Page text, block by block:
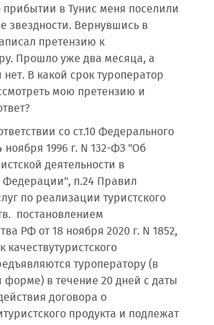
прибытии в Тунис меня поселили
звездности. Вернувшись в
претензию к
Прошло уже два месяца, а
нет. В какой срок туроператор
мою претензию и
со ст.10 Федерального
ноября 1996 г. N 132-ФЗ "Об
деятельности в
Федерации", п.24 Правил
по реализации туристского
постановлением
РФ от 18 ноября 2020 г. N 1852,
качествутуристского
туроператору (в
форме) в течение 20 дней с даты
договора о
продукта и подлежат